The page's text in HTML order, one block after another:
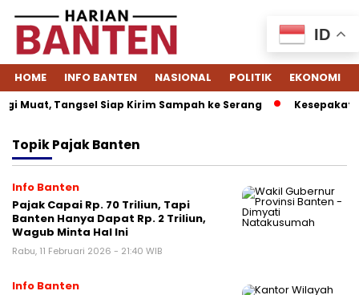
HOME INFO BANTEN NASIONAL POLITIK EKONOMI
Muat, Tangsel Siap Kirim Sampah ke Serang
TopikPajak Banten
Info Banten
Pajak Capai Rp. 70 Triliun, Tapi
Banten Hanya Dapat Rp. 2 Triliun,
Wagub Minta Hal Ini
Rabu, 11 Februari 2026 - 21:40 WIB
Info Banten
ID